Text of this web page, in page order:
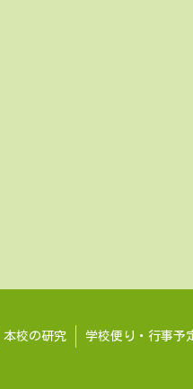
本校の研究 学校便り・行事予